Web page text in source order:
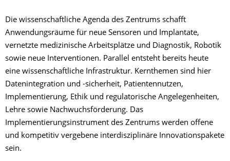
Die wissenschaftliche Agenda des Zentrums schafft
Anwendungsräume für neue Sensoren und Implantate,
vernetzte medizinische Arbeitsplätze und Diagnostik, Robotik
sowie neue Interventionen. Parallel entsteht bereits heute
eine wissenschaftliche Infrastruktur. Kernthemen sind hier
Datenintegration und -sicherheit, Patientennutzen,
Implementierung, Ethik und regulatorische Angelegenheiten,
Lehre sowie Nachwuchsförderung. Das
Implementierungsinstrument des Zentrums werden offene
und kompetitiv vergebene interdisziplinäre Innovationspakete
sein.